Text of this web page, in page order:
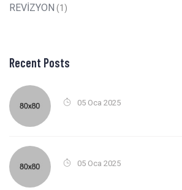
REVİZYON(1)
Recent Posts
05 Oca 2025
05 Oca 2025